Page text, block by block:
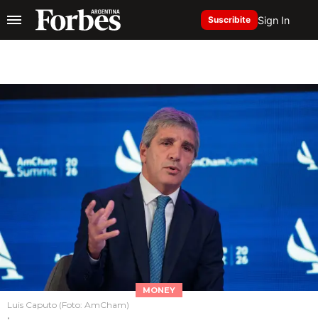
Suscribite Sign In
MONEY
Luis Caputo (Foto: AmCham)
.